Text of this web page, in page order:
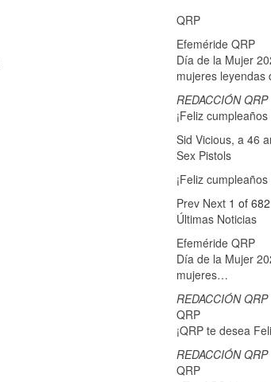
QRP
Efeméride QRP
Día de la Mujer
mujeres leyendas
REDACCIÓN QRP
¡Feliz
Sid Vicious, a 46
Sex Pistols
¡Feliz
Prev Next 1 of 682
Últimas Noticias
Efeméride QRP
Día de la Mujer
mujeres…
REDACCIÓN QRP
QRP
¡QRP te desea
REDACCIÓN QRP
QRP